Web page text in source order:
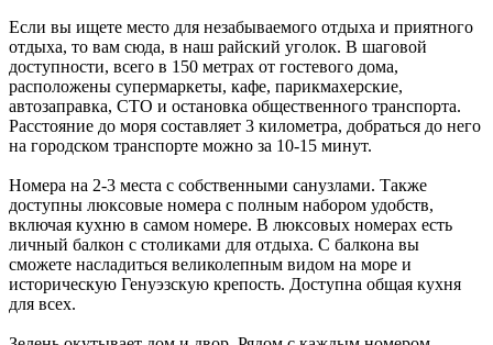
Если вы ищете место для незабываемого отдыха и приятного
отдыха, то вам сюда, в наш райский уголок. В шаговой
доступности, всего в 150 метрах от гостевого дома,
расположены супермаркеты, кафе, парикмахерские,
автозаправка, СТО и остановка общественного транспорта.
Расстояние до моря составляет 3 километра, добраться до него
на городском транспорте можно за 10-15 минут.
Номера на 2-3 места с собственными санузлами. Также
доступны люксовые номера с полным набором удобств,
включая кухню в самом номере. В люксовых номерах есть
личный балкон с столиками для отдыха. С балкона вы
сможете насладиться великолепным видом на море и
историческую Генуэзскую крепость. Доступна общая кухня
для всех.